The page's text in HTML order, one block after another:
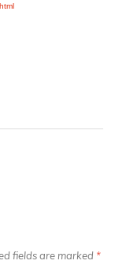
fields are marked *